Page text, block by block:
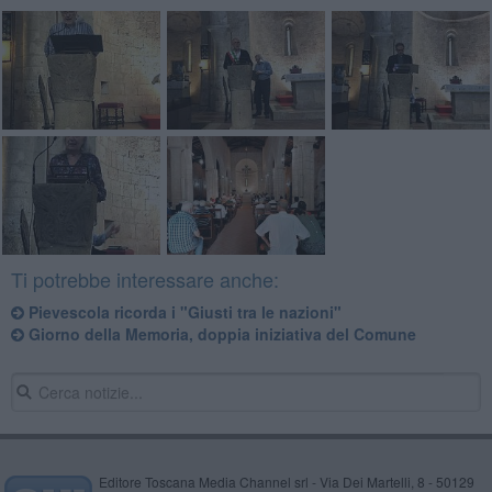
Ti potrebbe interessare anche:
Pievescola ricorda i "Giusti tra le nazioni"
Giorno della Memoria, doppia iniziativa del Comune
Editore Toscana Media Channel srl - Via Dei Martelli, 8 - 50129